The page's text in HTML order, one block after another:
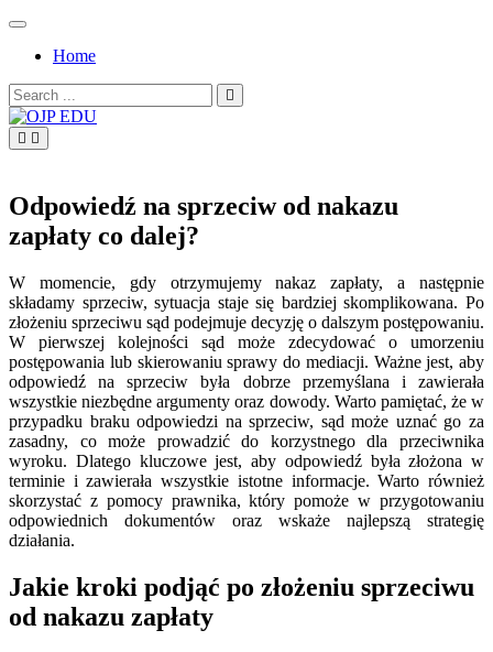
Skip
contentHome
Search
for:
Odpowiedź na sprzeciw od nakazu
zapłaty co dalej?
W momencie, gdy otrzymujemy nakaz zapłaty, a następnie
składamy sprzeciw, sytuacja staje się bardziej skomplikowana. Po
złożeniu sprzeciwu sąd podejmuje decyzję o dalszym postępowaniu.
W pierwszej kolejności sąd może zdecydować o umorzeniu
postępowania lub skierowaniu sprawy do mediacji. Ważne jest, aby
odpowiedź na sprzeciw była dobrze przemyślana i zawierała
wszystkie niezbędne argumenty oraz dowody. Warto pamiętać, że w
przypadku braku odpowiedzi na sprzeciw, sąd może uznać go za
zasadny, co może prowadzić do korzystnego dla przeciwnika
wyroku. Dlatego kluczowe jest, aby odpowiedź była złożona w
terminie i zawierała wszystkie istotne informacje. Warto również
skorzystać z pomocy prawnika, który pomoże w przygotowaniu
odpowiednich dokumentów oraz wskaże najlepszą strategię
działania.
Jakie kroki podjąć po złożeniu sprzeciwu
od nakazu zapłaty